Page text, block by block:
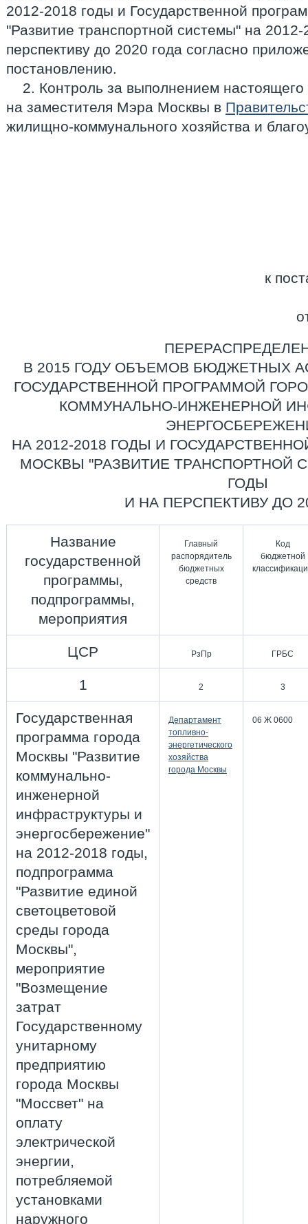
2012-2018 годы и Государственной
"Развитие транспортной системы" на
перспективу до 2020 года согласно
постановлению.
2. Контроль за выполнением
на заместителя Мэра Москвы в
жилищно-коммунального хозяйства и
к
В 2015 ГОДУ ОБЪЕМОВ БЮДЖЕТНЫХ
ГОСУДАРСТВЕННОЙ ПРОГРАММОЙ
КОММУНАЛЬНО-ИНЖЕНЕРНОЙ
НА 2012-2018 ГОДЫ И
МОСКВЫ "РАЗВИТИЕ ТРАНСПОРТНОЙ
ГОДЫ
И НА ПЕРСПЕКТИВУ ДО
Название
государственной
программы,
подпрограммы,
мероприятия
Главный
распорядитель
бюджетных
средств
Код
бюджетной
ЦСР РзПр ГРБС
1 2 3
Государственная
программа города
Москвы "Развитие
коммунально-
инженерной
инфраструктуры и
энергосбережение"
на 2012-2018 годы,
подпрограмма
"Развитие единой
светоцветовой
среды города
Москвы",
мероприятие
"Возмещение
затрат
Государственному
унитарному
предприятию
города Москвы
"Моссвет" на
оплату
электрической
энергии,
потребляемой
установками
наружного
Департамент
топливно-
энергетического
хозяйства
города Москвы
06 Ж 0600